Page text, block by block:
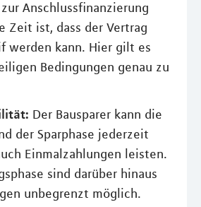
Anschlussfinanzierung
Zeit ist, dass der Vertrag
werden kann. Hier gilt es
Bedingungen genau zu
Der Bausparer kann die
der Sparphase jederzeit
Einmalzahlungen leisten.
sind darüber hinaus
unbegrenzt möglich.